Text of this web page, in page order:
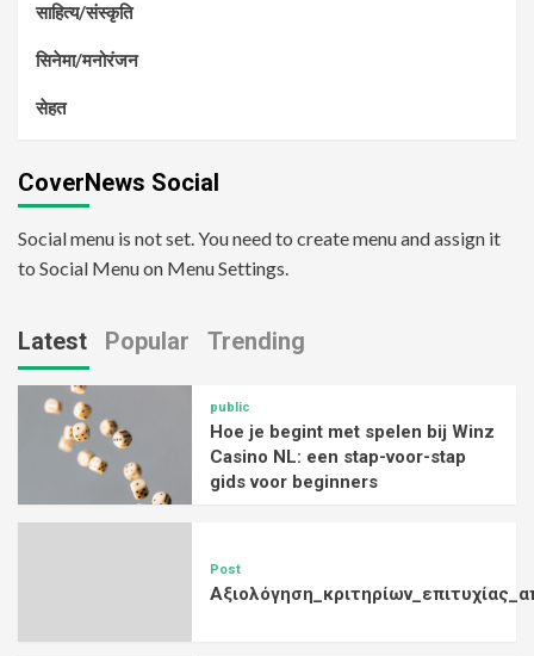
साहित्य/संस्कृति
सिनेमा/मनोरंजन
सेहत
CoverNews Social
Social menu is not set. You need to create menu and assign it
to Social Menu on Menu Settings.
Latest Popular Trending
public
Hoe je begint met spelen bij Winz
Casino NL: een stap-voor-stap
gids voor beginners
Post